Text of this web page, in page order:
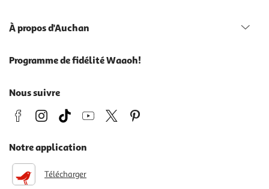
À propos d'Auchan
Programme de fidélité Waaoh!
Nous suivre
Notre application
Télécharger